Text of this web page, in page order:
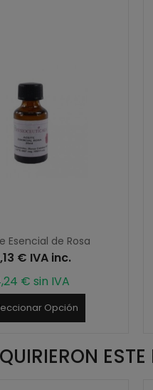
Esencial de Rosa
€ IVA inc.
€ sin IVA
Opción